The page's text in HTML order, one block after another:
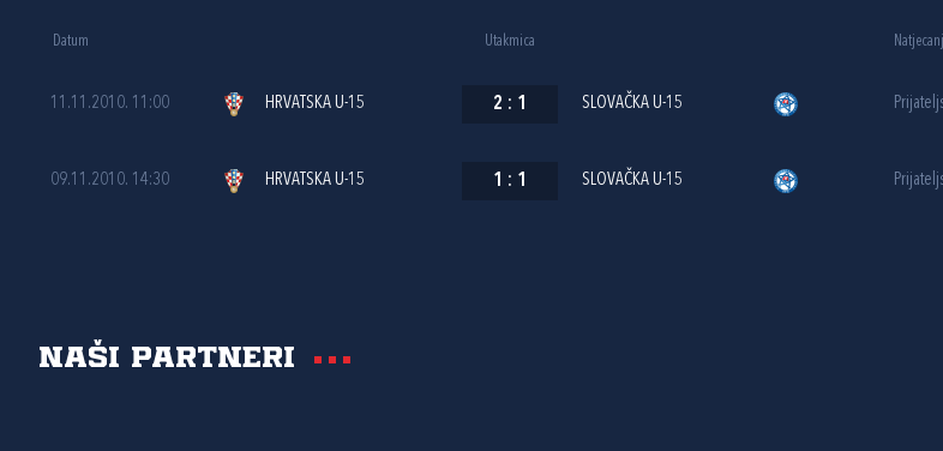
Datum Utakmica
11.11.2010. 11:00 HRVATSKA U-15 2 : 1 SLOVAČKA U-15
09.11.2010. 14:30 HRVATSKA U-15 1 : 1 SLOVAČKA U-15
Naši partneri